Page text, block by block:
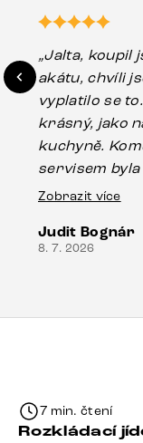
„Jalta, koupil
akátu, chvíli
vyplatilo se
krásný, jako na obrázcích. Je ozdobou naší
kuchyně.
servisem
drobné
Vincze mi
Doporučuji
Zobrazit více
Judit Bognár
8. 7. 2026
7 min. čtení
Rozkládací